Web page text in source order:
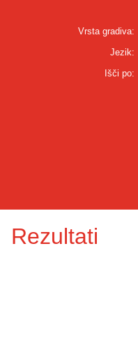
Vrsta gradiva:
Jezik:
Išči po:
Rezultati